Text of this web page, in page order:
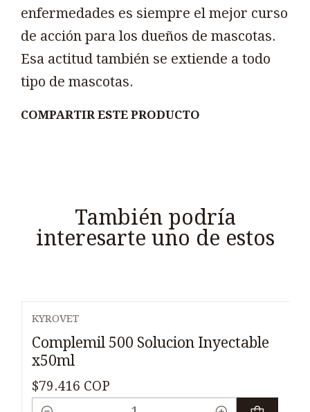
enfermedades es siempre el mejor curso
de acción para los dueños de mascotas.
Esa actitud también se extiende a todo
tipo de mascotas.
COMPARTIR ESTE PRODUCTO
También podría
interesarte uno de estos
KYROVET
Complemil 500 Solucion Inyectable
x50ml
$79.416 COP